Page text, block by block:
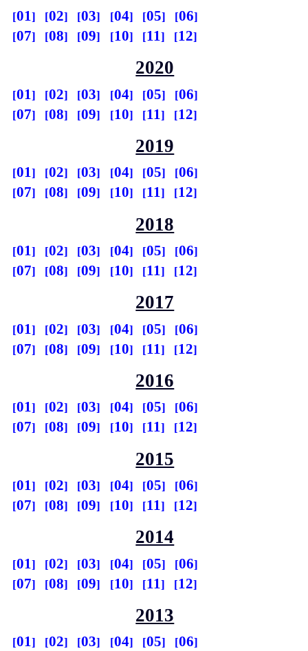
01 02 03 04 05
06
07
08 09 10 11 12
2020
01 02 03 04 05
06
07
08 09 10 11 12
2019
01 02 03 04 05
06
07
08 09 10 11 12
2018
01 02 03 04 05
06
07
08 09 10 11 12
2017
01 02 03 04 05
06
07
08 09 10 11 12
2016
01 02 03 04 05
06
07
08 09 10 11 12
2015
01 02 03 04 05
06
07
08 09 10 11 12
2014
01 02 03 04 05
06
07
08 09 10 11 12
2013
01 02 03 04 05
06